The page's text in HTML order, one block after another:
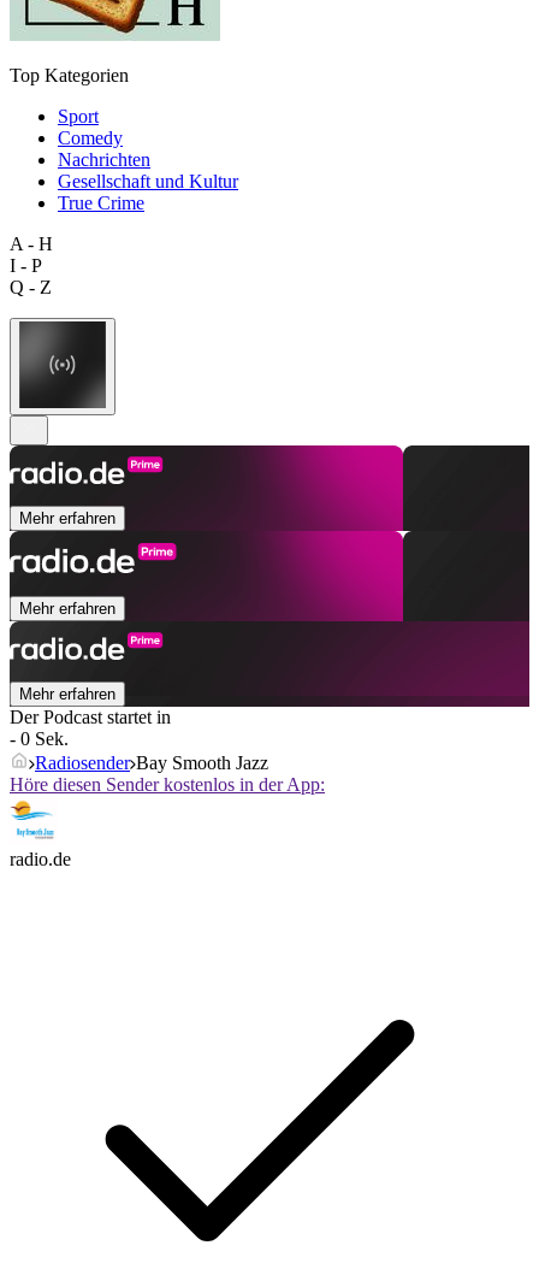
Top Kategorien
Sport
Comedy
Nachrichten
Gesellschaft und Kultur
True Crime
A - H
I - P
Q - Z
Mehr erfahren
Mehr erfahren
Mehr erfahren
Der Podcast startet in
- 0 Sek.
Radiosender Bay Smooth Jazz
Höre diesen Sender kostenlos in der App:
radio.de